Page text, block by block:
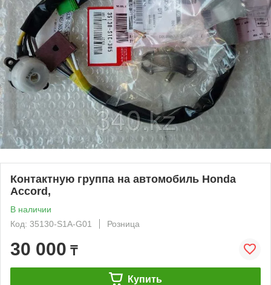
Контактную группа на автомобиль Honda
Accord,
В наличии
Код: 35130-S1A-G01
Розница
30 000 ₸
Купить